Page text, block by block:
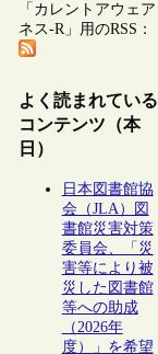
「カレントアウェア
ネス-R」用のRSS：
よく読まれている
コンテンツ（本
日）
日本図書館協
会（JLA）図
書館災害対策
委員会、「災
害等により被
災した図書館
等への助成
（2026年
度）」を希望